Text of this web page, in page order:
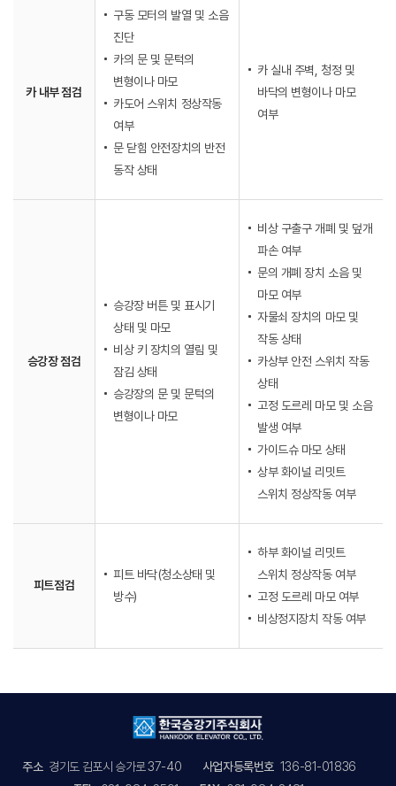
카 내부 점검
구동 모터의 발열 및 소음
진단
카의 문 및 문턱의
변형이나 마모
카도어 스위치 정상작동
여부
문 닫힘 안전장치의 반전
동작 상태
카 실내 주벽, 청정 및
바닥의 변형이나 마모
여부
승강장 점검
승강장 버튼 및 표시기
상태 및 마모
비상 키 장치의 열림 및
잠김 상태
승강장의 문 및 문턱의
변형이나 마모
비상 구출구 개폐 및 덮개
파손 여부
문의 개폐 장치 소음 및
마모 여부
자물쇠 장치의 마모 및
작동 상태
카상부 안전 스위치 작동
상태
고정 도르레 마모 및 소음
발생 여부
가이드슈 마모 상태
상부 화이널 리밋트
스위치 정상작동 여부
피트점검
피트 바닥(청소상태 및
방수)
하부 화이널 리밋트
스위치 정상작동 여부
고정 도르레 마모 여부
비상정지장치 작동 여부
주소 경기도 김포시 승가로 37-40 사업자등록번호 136-81-01836